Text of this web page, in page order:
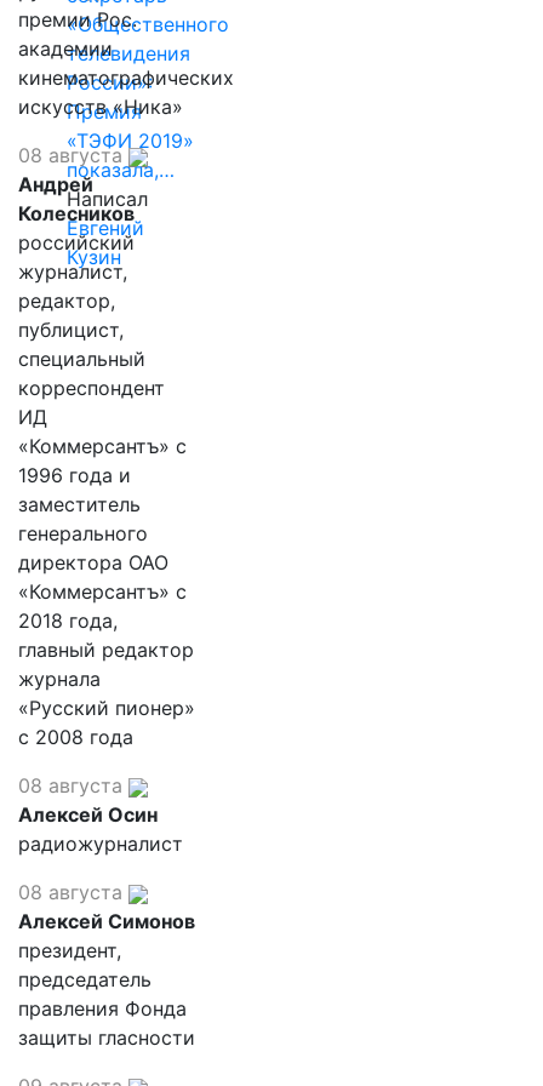
«Общественного
телевидения
России»:
Премия
«ТЭФИ 2019»
показала,…
Написал
Евгений
Кузин
премии Рос.
академии
кинематографических
искусств «Ника»
08 августа
Андрей
Колесников
российский
журналист,
редактор,
публицист,
специальный
корреспондент
ИД
«Коммерсантъ» с
1996 года и
заместитель
генерального
директора ОАО
«Коммерсантъ» с
2018 года,
главный редактор
журнала
«Русский пионер»
с 2008 года
08 августа
Алексей Осин
радиожурналист
08 августа
Алексей Симонов
президент,
председатель
правления Фонда
защиты гласности